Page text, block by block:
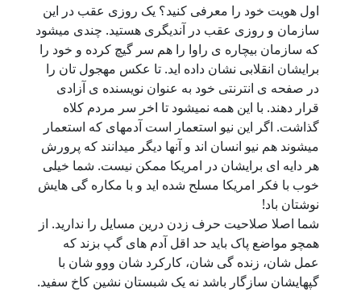
اول هویت خود را معرفی کنید؟ یک روزی عقب در این
سازمان و روزی عقب در آندیگری هستید. چندی میشود
که سازمان بیچاره ی راوا را هم سر گیچ کرده و خود را
برایشان انقلابی نشان داده اید. تا عکس مهجول تان را
در صفحه ی انترنتی خود به عنوان نویسنده ی آزادی
قرار دهند. با این همه نمیشود تا اخر سر مردم کلاه
گذاشت. اگر این نیو استعمار است آدمهای که استعمار
میشوند هم نیو انسان اند و آنها دیگر میدانند که پرورش
هر دایه ای برایشان در امریکا ممکن نیست. شما خیلی
خوب با فکر امریکا مسلح شده اید و با مکاره گی هایش
نوشتان باد!
شما اصلا صلاحیت حرف زدن درین مسایل را ندارید. از
همچو مواضع پاک باید حد اقل آدم های گپ بزند که
عمل شان، زنده گی شان، کارکرد شان ووو شان با
گپهایشان سازگار باشد نه یک شبستان نشین کاخ سفید.